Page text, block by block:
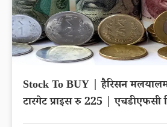
Stock To BUY | हैरिसन
टारगेट प्राइस रु 225 | एचडीएफसी